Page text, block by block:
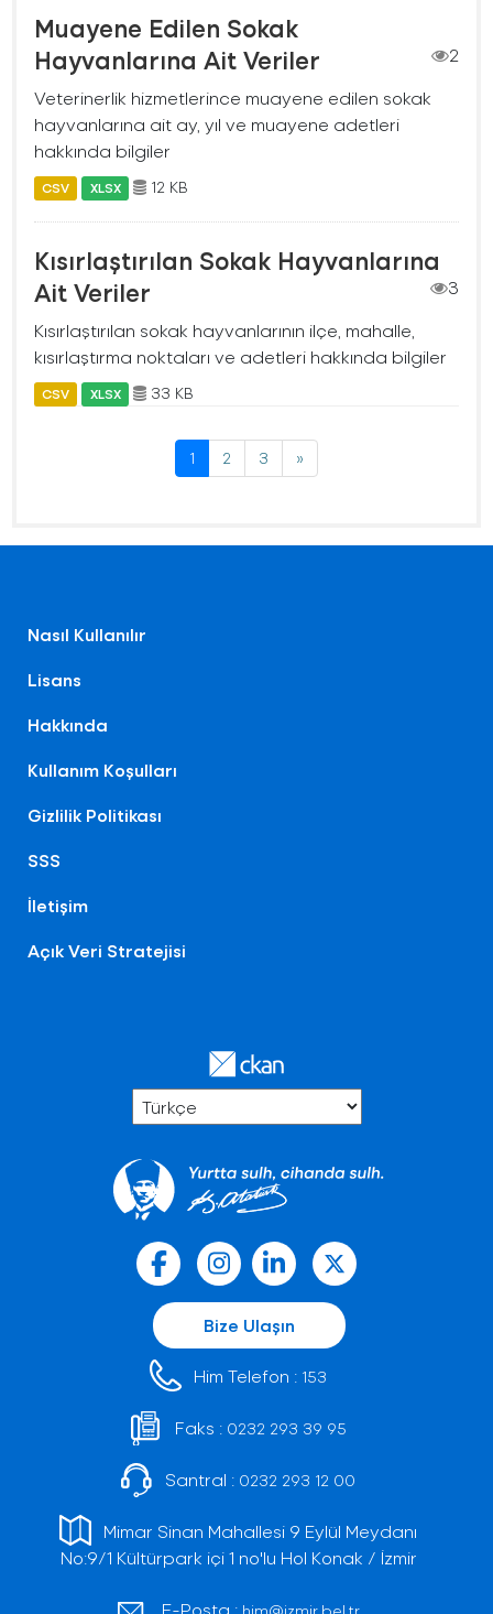
Muayene Edilen Sokak
Hayvanlarına Ait Veriler
2
Veterinerlik hizmetlerince muayene edilen sokak
hayvanlarına ait ay, yıl ve muayene adetleri
hakkında bilgiler
CSV XLSX 12 KB
Kısırlaştırılan Sokak Hayvanlarına
Ait Veriler
3
Kısırlaştırılan sokak hayvanlarının ilçe, mahalle,
kısırlaştırma noktaları ve adetleri hakkında bilgiler
CSV XLSX 33 KB
1 2 3 »
Nasıl Kullanılır
Lisans
Hakkında
Kullanım Koşulları
Gizlilik Politikası
SSS
İletişim
Açık Veri Stratejisi
Bize Ulaşın
Him Telefon : 153
Faks : 0232 293 39 95
Santral : 0232 293 12 00
Mimar Sinan Mahallesi 9 Eylül Meydanı
No:9/1 Kültürpark içi 1 no'lu Hol Konak / İzmir
E-Posta :